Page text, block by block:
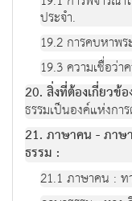
ประจำ.
19.2 การคบหาพร
19.3 ความเชื่อว่
20. สิ่งที่ต้องเกี่ยวข้
ธรรมเป็นองค์แห่งกา
21. ภาษาคน - ภาษ
ธรรม :
21.1 ภาษาคน : ท